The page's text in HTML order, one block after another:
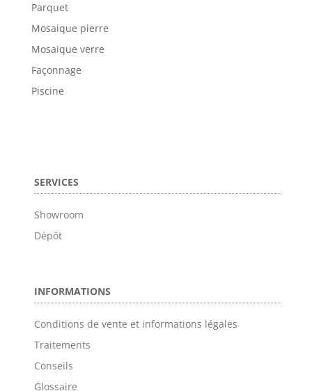
Parquet
Mosaique pierre
Mosaique verre
Façonnage
Piscine
SERVICES
Showroom
Dépôt
INFORMATIONS
Conditions de vente et informations légales
Traitements
Conseils
Glossaire